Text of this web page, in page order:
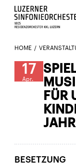
HOME
17
Apr.
FÜR
BESETZUNG